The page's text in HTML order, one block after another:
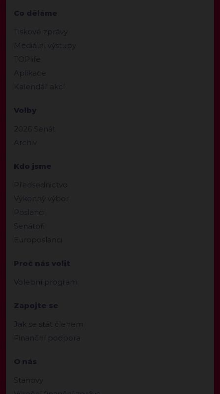
Co děláme
Tiskové zprávy
Mediální výstupy
TOPlife
Aplikace
Kalendář akcí
Volby
2026 Senát
Archiv
Kdo jsme
Předsednictvo
Výkonný výbor
Poslanci
Senátoři
Europoslanci
Proč nás volit
Volební program
Zapojte se
Jak se stát členem
Finanční podpora
O nás
Stanovy